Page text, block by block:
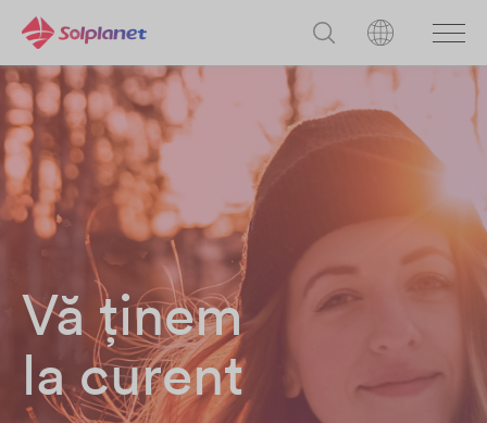
Vă ținem
la curent